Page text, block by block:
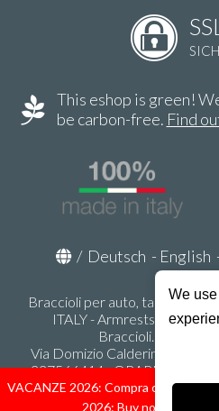
We
VACANZE 2026: Compra ora
2026: Buy now, we ship
This eshop is green!
be carbon-free. Find
/ Deutsch - English
Braccioli per auto, tappeti
ITALY - Armrests,
Braccioli.it - P.Iva
Via Domizio Calderini 8 int. 1 -
337566414 - ORARI UFFICIO
LUNEDI' - VENERDI' -